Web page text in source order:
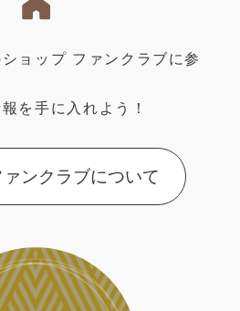
ョップ ファンクラブに参
を手に入れよう！
ンクラブについて